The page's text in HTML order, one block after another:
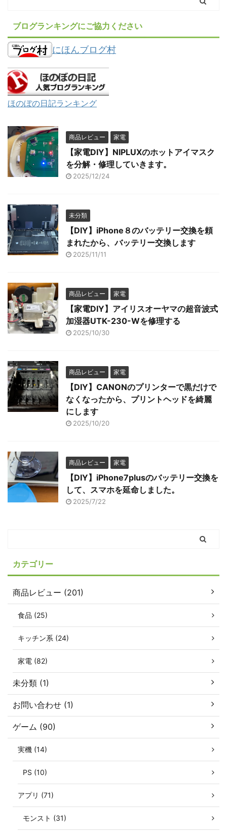
ブログランキングにご協力ください
にほんブログ村
ほのぼの日記ランキング
商品レビュー 家電
【家電DIY】NIPLUXのホットアイマスク
を分解・修理していきます。
2025/12/24
未分類
【DIY】iPhone８のバッテリー交換を頼
まれたから、バッテリー交換します
2025/11/11
商品レビュー 家電
【家電DIY】アイリスオーヤマの超音波式
加湿器UTK-230-Wを修理する
2025/10/30
商品レビュー 家電
【DIY】CANONのプリンターで黒だけで
なくなったから、プリントヘッドを綺麗
にします
2025/10/20
商品レビュー 家電
【DIY】iPhone7plusのバッテリー交換を
して、スマホを延命しました。
2025/7/22
カテゴリー
商品レビュー (201)
食品 (25)
キッチン系 (24)
家電 (82)
未分類 (1)
お問い合わせ (1)
ゲーム (90)
実機 (14)
PS (10)
アプリ (71)
モンスト (31)